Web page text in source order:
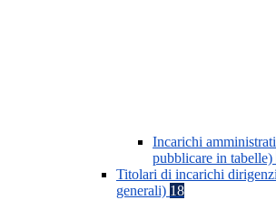
Incarichi
pubblicare in tabelle)
Titolari di incarichi
generali) 18